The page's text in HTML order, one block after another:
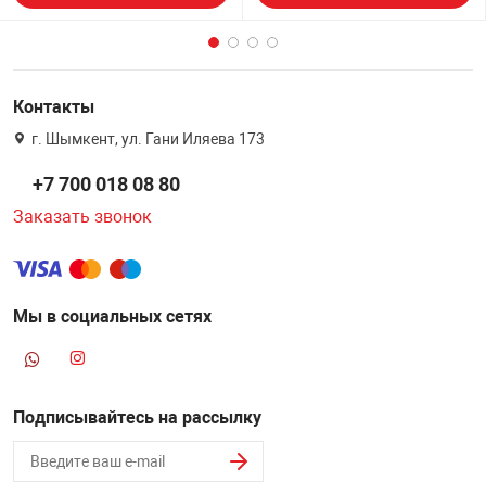
Контакты
г. Шымкент, ул. Гани Иляева 173
+7 700 018 08 80
Заказать звонок
Мы в социальных сетях
Подписывайтесь на рассылку